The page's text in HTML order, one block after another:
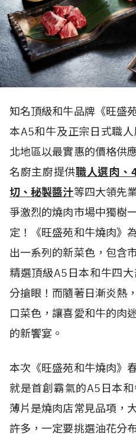
知名頂級和牛品牌《旺盛
本A5和牛及正宗日式職
北地區以最實惠的價格供
名廚主廚提供職人選肉、
切、秘製醬汁等四大領先
爭激烈的燒肉市場中獨樹
定！《旺盛苑和牛燒肉》
出一系列的新菜色，包含
精選頂級A5日本和牛四
分搶眼！而隨著日漸炎熱
口菜色，讓喜愛和牛的肉
的新饗宴。
本次《旺盛苑和牛燒肉》
就是首創霸氣的A5日本
薄片是燒肉店常見品項，
許多，一定要挑選油花分